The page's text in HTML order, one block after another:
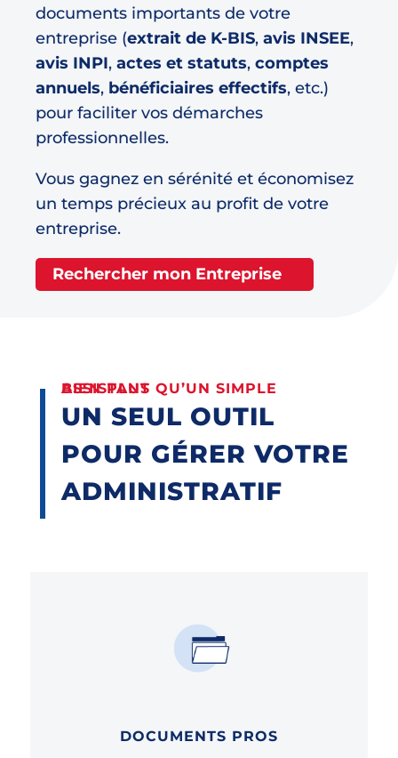
documents importants de votre
entreprise (extrait de K-BIS,avis INSEE,
avis INPI,actes et statuts,comptes
annuels, bénéficiaires effectifs, etc.)
pour faciliter vos démarches
professionnelles.
Vous gagnez en sérénité et économisez
un temps précieux au profit de votre
entreprise.
Rechercher mon Entreprise
BIEN PLUS QU’UN SIMPLE ASSISTANT
UN SEUL OUTIL
POUR GÉRER VOTRE
ADMINISTRATIF
DOCUMENTS PROS